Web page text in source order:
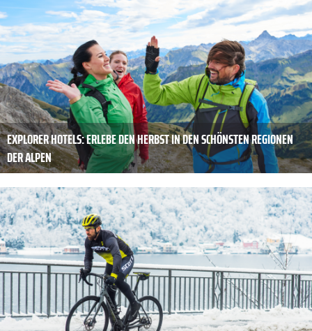
EXPLORER HOTELS: ERLEBE DEN HERBST IN DEN SCHÖNSTEN REGIONEN
DER ALPEN